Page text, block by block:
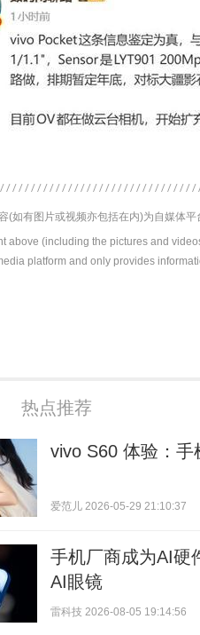
(如有图片或视频亦包括在内)为自媒体平
above (including the pictures and
platform and only provides
热点推荐
vivo S60 体验：手
爱范儿 2026-05-29 21:10:37
手机厂商成为AI硬
AI眼镜
雷科技 2026-08-05 19:14:56